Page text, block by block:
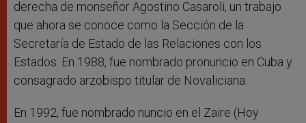
derecha de monseñor Agostino Casaroli, un trabajo
que ahora se conoce como la Sección de la
Secretaría de Estado de las Relaciones con los
Estados. En 1988, fue nombrado pronuncio en Cuba y
consagrado arzobispo titular de Novaliciana.
En 1992, fue nombrado nuncio en el Zaire (Hoy